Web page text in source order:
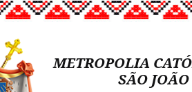
METROPOLIA
SÃO